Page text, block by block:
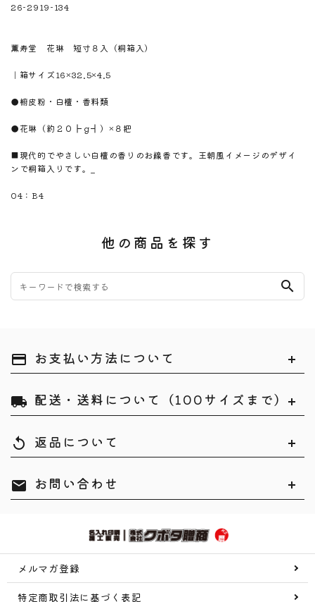
26-2919-134
薫寿堂 花琳 短寸８入（桐箱入）
｜箱サイズ16×32.5×4.5
●椨皮粉・白檀・香料類
●花琳（約２０┣ｇ┫）×８把
■現代的でやさしい白檀の香りのお線香です。王朝風イメージのデザイ
ンで桐箱入りです。_
04：B4
他の商品を探す
search
payment お支払い方法について
local_shipping 配送・送料について（100サイズまで）
replay 返品について
mail お問い合わせ
メルマガ登録
特定商取引法に基づく表記